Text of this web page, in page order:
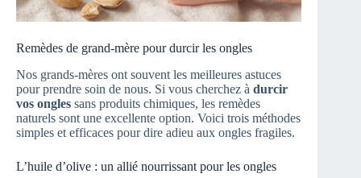
Remèdes de grand-mère pour durcir les ongles
Nos grands-mères ont souvent les meilleures astuces
pour prendre soin de nous. Si vous cherchez à durcir
vos ongles sans produits chimiques, les remèdes
naturels sont une excellente option. Voici trois méthodes
simples et efficaces pour dire adieu aux ongles fragiles.
L’huile d’olive : un allié nourrissant pour les ongles